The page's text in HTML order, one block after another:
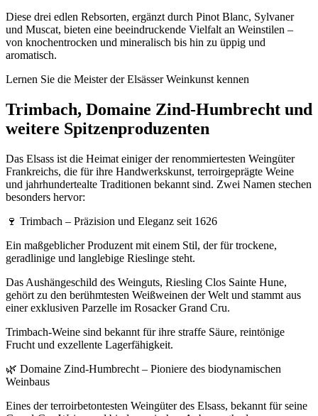
Diese drei edlen Rebsorten, ergänzt durch Pinot Blanc, Sylvaner
und Muscat, bieten eine beeindruckende Vielfalt an Weinstilen –
von knochentrocken und mineralisch bis hin zu üppig und
aromatisch.
Lernen Sie die Meister der Elsässer Weinkunst kennen
Trimbach, Domaine Zind-Humbrecht und
weitere Spitzenproduzenten
Das Elsass ist die Heimat einiger der renommiertesten Weingüter
Frankreichs, die für ihre Handwerkskunst, terroirgeprägte Weine
und jahrhundertealte Traditionen bekannt sind. Zwei Namen stechen
besonders hervor:
🍷 Trimbach – Präzision und Eleganz seit 1626
Ein maßgeblicher Produzent mit einem Stil, der für trockene,
geradlinige und langlebige Rieslinge steht.
Das Aushängeschild des Weinguts, Riesling Clos Sainte Hune,
gehört zu den berühmtesten Weißweinen der Welt und stammt aus
einer exklusiven Parzelle im Rosacker Grand Cru.
Trimbach-Weine sind bekannt für ihre straffe Säure, reintönige
Frucht und exzellente Lagerfähigkeit.
🌿 Domaine Zind-Humbrecht – Pioniere des biodynamischen
Weinbaus
Eines der terroirbetontesten Weingüter des Elsass, bekannt für seine